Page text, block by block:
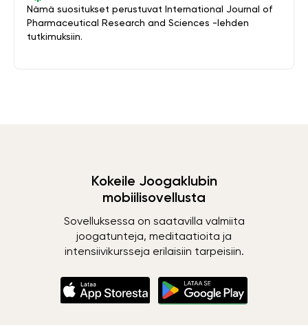
Nämä suositukset perustuvat International Journal of
Pharmaceutical Research and Sciences -lehden
tutkimuksiin.
Kokeile Joogaklubin
mobiilisovellusta
Sovelluksessa on saatavilla valmiita
joogatunteja, meditaatioita ja
intensiivikursseja erilaisiin tarpeisiin.